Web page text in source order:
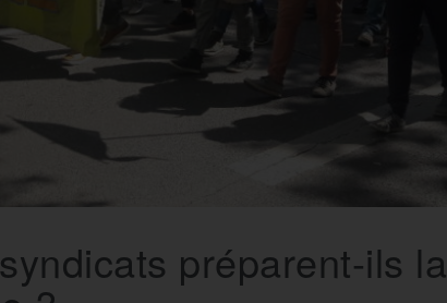
préparent-ils la